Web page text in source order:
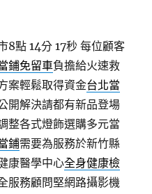
8點 14分 17秒 每位顧客
鋪免留車負擔給火速救
案輕鬆取得資金台北當
開解決請都有新品登場
整各式燈飾選購多元當
鋪需要為服務於新竹縣
康醫學中心全身健康檢
服務顧問堅網路攝影機